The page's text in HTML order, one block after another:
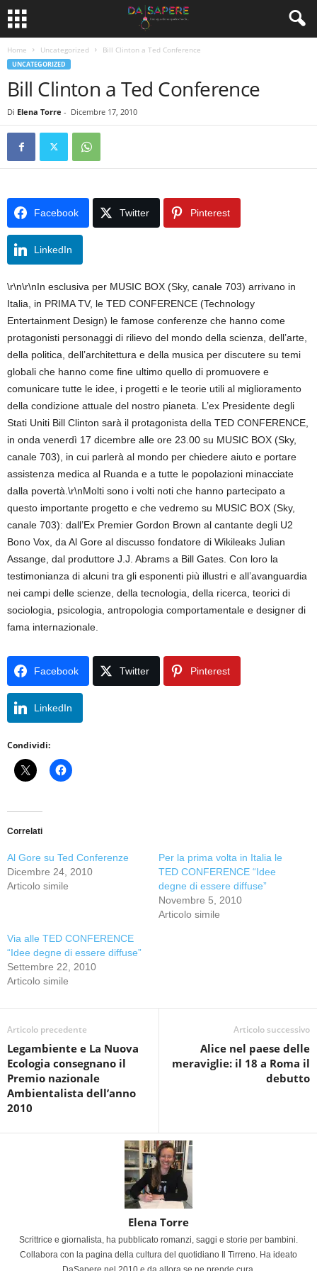
Home Uncategorized Bill Clinton a Ted Conference
UNCATEGORIZED
Bill Clinton a Ted Conference
Di Elena Torre - Dicembre 17, 2010
Facebook Twitter Pinterest
LinkedIn
\r\n\r\nIn esclusiva per MUSIC BOX (Sky, canale 703) arrivano in
Italia, in PRIMA TV, le TED CONFERENCE (Technology
Entertainment Design) le famose conferenze che hanno come
protagonisti personaggi di rilievo del mondo della scienza, dell’arte,
della politica, dell’architettura e della musica per discutere su temi
globali che hanno come fine ultimo quello di promuovere e
comunicare tutte le idee, i progetti e le teorie utili al miglioramento
della condizione attuale del nostro pianeta. L’ex Presidente degli
Stati Uniti Bill Clinton sarà il protagonista della TED CONFERENCE,
in onda venerdì 17 dicembre alle ore 23.00 su MUSIC BOX (Sky,
canale 703), in cui parlerà al mondo per chiedere aiuto e portare
assistenza medica al Ruanda e a tutte le popolazioni minacciate
dalla povertà.\r\nMolti sono i volti noti che hanno partecipato a
questo importante progetto e che vedremo su MUSIC BOX (Sky,
canale 703): dall’Ex Premier Gordon Brown al cantante degli U2
Bono Vox, da Al Gore al discusso fondatore di Wikileaks Julian
Assange, dal produttore J.J. Abrams a Bill Gates. Con loro la
testimonianza di alcuni tra gli esponenti più illustri e all’avanguardia
nei campi delle scienze, della tecnologia, della ricerca, teorici di
sociologia, psicologia, antropologia comportamentale e designer di
fama internazionale.
Facebook Twitter Pinterest
LinkedIn
Condividi:
Correlati
Al Gore su Ted Conferenze
Dicembre 24, 2010
Articolo simile
Per la prima volta in Italia le
TED CONFERENCE “Idee
degne di essere diffuse”
Novembre 5, 2010
Articolo simile
Via alle TED CONFERENCE
“Idee degne di essere diffuse”
Settembre 22, 2010
Articolo simile
Articolo precedente
Legambiente e La Nuova
Ecologia consegnano il
Premio nazionale
Ambientalista dell’anno
2010
Articolo successivo
Alice nel paese delle
meraviglie: il 18 a Roma il
debutto
Elena Torre
Scrittrice e giornalista, ha pubblicato romanzi, saggi e storie per bambini.
Collabora con la pagina della cultura del quotidiano Il Tirreno. Ha ideato